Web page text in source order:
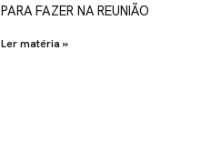
PARA FAZER NA REUNIÃO
Ler matéria »